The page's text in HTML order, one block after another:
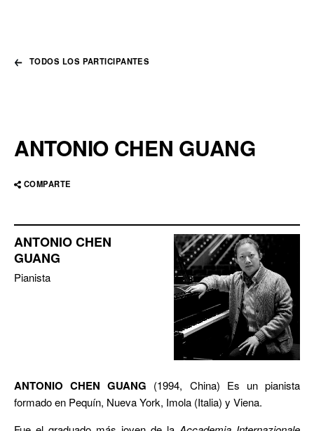
TODOS LOS PARTICIPANTES
ANTONIO CHEN GUANG
COMPARTE
ANTONIO CHEN
GUANG
Pianista
ANTONIO CHEN GUANG (1994, China) Es un pianista
formado en Pequín, Nueva York, Imola (Italia) y Viena.